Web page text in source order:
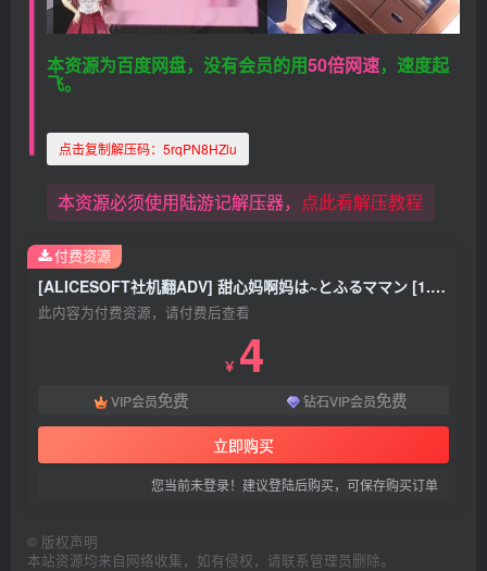
本资源为百度网盘，没有会员的用50倍网速，速度起
飞。
点击复制解压码： 5rqPN8HZlu
本资源必须使用陆游记解压器， 点此看解压教程
[ALICESOFT社机翻ADV] 甜心妈啊妈は~とふるママン [1.31G]
此内容为付费资源，请付费后查看
￥ 4
VIP会员免费 钻石VIP会员免费
立即购买
您当前未登录！建议登陆后购买，可保存购买订单
付费资源
© 版权声明
本站资源均来自网络收集，如有侵权，请联系管理员删除。